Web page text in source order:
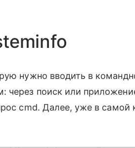
нужно вводить в
через поиск или
cmd. Далее, уже в самой